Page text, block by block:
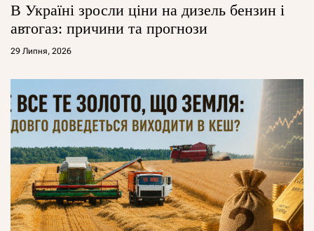
В Україні зросли ціни на дизель бензин і
автогаз: причини та прогнози
29 Липня, 2026